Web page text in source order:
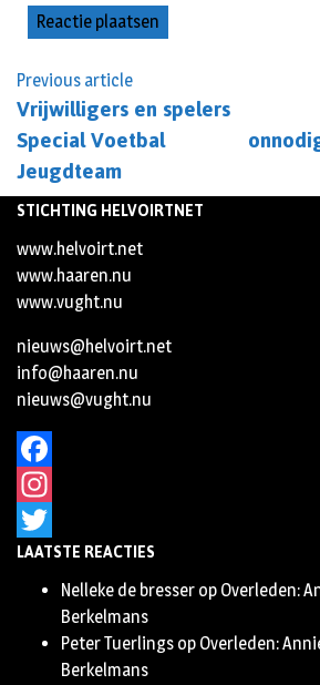
Previous article
Vrijwilligers en spelers
Special Voetbal
Jeugdteam
STICHTING HELVOIRTNET
www.helvoirt.net
www.haaren.nu
www.vught.nu
nieuws@helvoirt.net
info@haaren.nu
nieuws@vught.nu
Facebook
Instagram
Twitter
LAATSTE REACTIES
Nelleke de bresser op Overleden:
Berkelmans
Peter Tuerlings op Overleden:
Berkelmans